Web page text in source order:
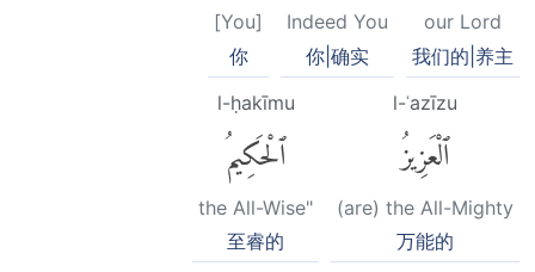
our Lord
我们的|养主
Indeed You
你|确实
[You]
你
l-ʿazīzu
ٱلْعَزِيزُ
(are) the All-Mighty
万能的
l-ḥakīmu
ٱلْحَكِيمُ
the All-Wise"
至睿的